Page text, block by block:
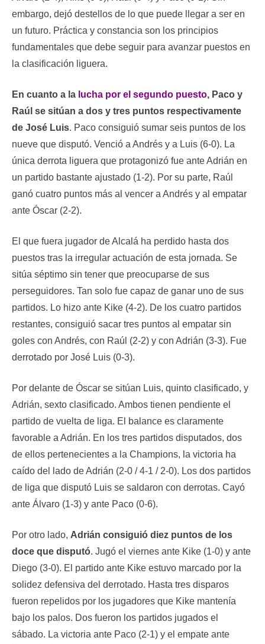
embargo, dejó destellos de lo que puede llegar a ser en
un futuro. Práctica y constancia son los principios
fundamentales que debe seguir para avanzar puestos en
la clasificación liguera.
En cuanto a la lucha por el segundo puesto, Paco y
Raúl se sitúan a dos y tres puntos respectivamente
de José Luis. Paco consiguió sumar seis puntos de los
nueve que disputó. Venció a Andrés y a Luis (6-0). La
única derrota liguera que protagonizó fue ante Adrián en
un partido bastante ajustado (1-2). Por su parte, Raúl
ganó cuatro puntos más al vencer a Andrés y al empatar
ante Óscar (2-2).
El que fuera jugador de Alcalá ha perdido hasta dos
puestos tras la irregular actuación de esta jornada. Se
sitúa séptimo sin tener que preocuparse de sus
perseguidores. Tan solo fue capaz de ganar uno de sus
partidos. Lo hizo ante Kike (4-2). De los cuatro partidos
restantes, consiguió sacar tres puntos al empatar sin
goles con Andrés, con Raúl (2-2) y con Adrián (3-3). Fue
derrotado por José Luis (0-3).
Por delante de Óscar se sitúan Luis, quinto clasificado, y
Adrián, sexto clasificado. Ambos tienen pendiente el
partido de vuelta de liga. El balance es claramente
favorable a Adrián. En los tres partidos disputados, dos
de ellos pertenecientes a la Champions, la victoria ha
caído del lado de Adrián (2-0 / 4-1 / 2-0). Los dos partidos
de liga que disputó Luis se saldaron con derrotas. Cayó
ante Álvaro (1-3) y ante Paco (0-6).
Por otro lado, Adrián consiguió diez puntos de los
doce que disputó. Jugó el viernes ante Kike (1-0) y ante
Diego (3-0). El partido ante Kike estuvo marcado por la
solidez defensiva del derrotado. Hasta tres disparos
fueron repelidos por los jugadores que Kike mantenía
bajo los palos. Dos fueron los partidos jugados el
sábado. La victoria ante Paco (2-1) y el empate ante